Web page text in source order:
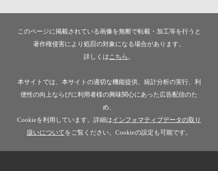
このページに掲載されている画像を無断で転載・加工等を行うと
著作権侵害により処罰の対象になる場合があります。
詳しくは こちら 。
本サイトでは、本サイトの適切な機能提供、統計分析の実行、利
便性の向上ならびに利用者様の興味関心にあった広告配信のた
め、
Cookieを利用しています。詳細はインフォマティブデータの取り
扱いについてをご覧ください。Cookieの設定も可能です。